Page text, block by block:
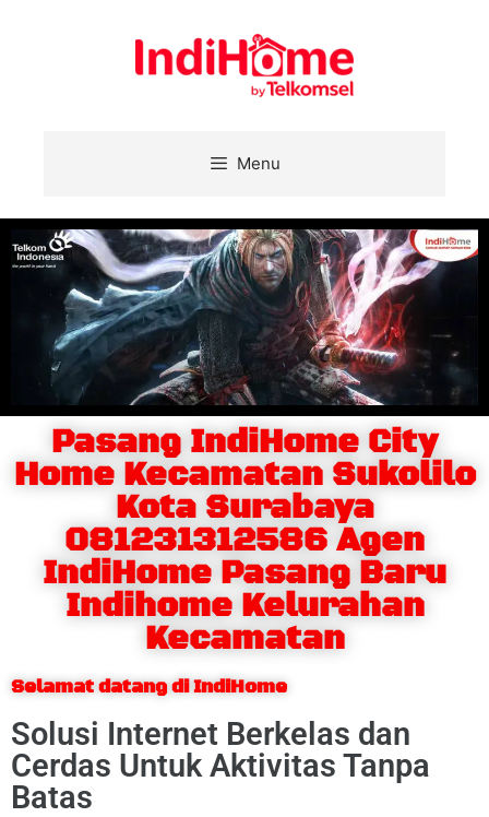
Menu
Pasang IndiHome City
Home Kecamatan Sukolilo
Kota Surabaya
081231312586 Agen
IndiHome Pasang Baru
Indihome Kelurahan
Kecamatan
Selamat datang di IndiHome
Solusi Internet Berkelas dan
Cerdas Untuk Aktivitas Tanpa
Batas